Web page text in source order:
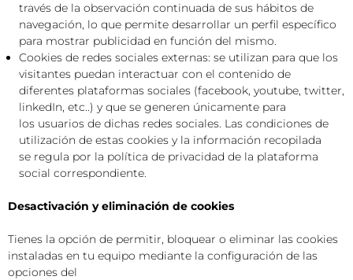
través de la observación continuada de sus hábitos de
navegación, lo que permite desarrollar un perfil específico
para mostrar publicidad en función del mismo.
Cookies de redes sociales externas: se utilizan para que los
visitantes puedan interactuar con el contenido de
diferentes plataformas sociales (facebook, youtube, twitter,
linkedIn, etc..) y que se generen únicamente para
los usuarios de dichas redes sociales. Las condiciones de
utilización de estas cookies y la información recopilada
se regula por la política de privacidad de la plataforma
social correspondiente.
Desactivación y eliminación de cookies
Tienes la opción de permitir, bloquear o eliminar las cookies
instaladas en tu equipo mediante la configuración de las
opciones del